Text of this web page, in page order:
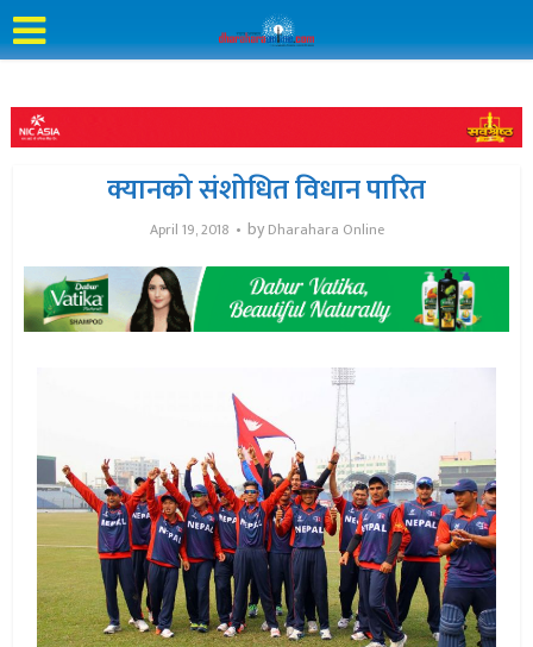
क्यानको संशोधित विधान पारित
April 19, 2018 by Dharahara Online